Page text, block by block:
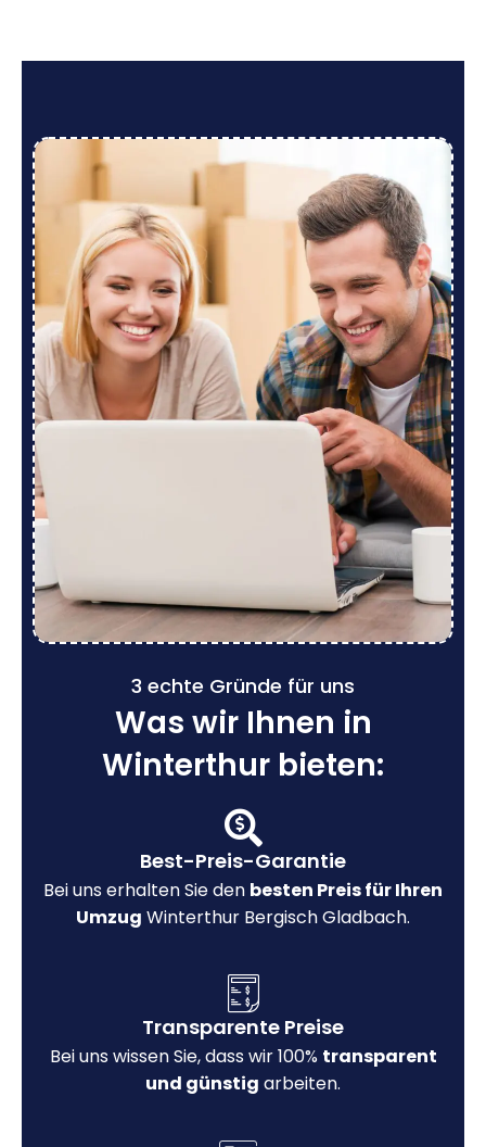
3 echte Gründe für uns
Was wir Ihnen in
Winterthur bieten:
Best-Preis-Garantie
Bei uns erhalten Sie den besten Preis für Ihren
Umzug Winterthur Bergisch Gladbach.
Transparente Preise
Bei uns wissen Sie, dass wir 100% transparent
und günstig arbeiten.